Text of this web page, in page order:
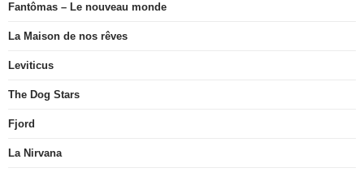
Fantômas – Le nouveau monde
La Maison de nos rêves
Leviticus
The Dog Stars
Fjord
La Nirvana